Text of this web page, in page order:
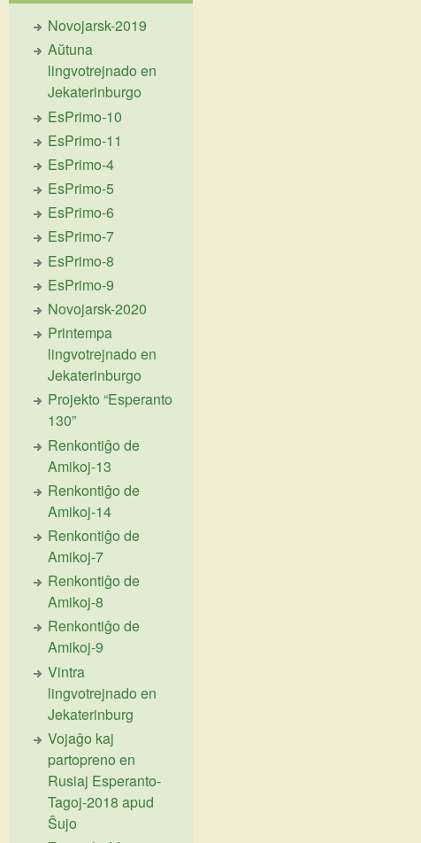
Novojarsk-2019
Aŭtuna
lingvotrejnado en
Jekaterinburgo
EsPrimo-10
EsPrimo-11
EsPrimo-4
EsPrimo-5
EsPrimo-6
EsPrimo-7
EsPrimo-8
EsPrimo-9
Novojarsk-2020
Printempa
lingvotrejnado en
Jekaterinburgo
Projekto “Esperanto
130”
Renkontiĝo de
Amikoj-13
Renkontiĝo de
Amikoj-14
Renkontiĝo de
Amikoj-7
Renkontiĝo de
Amikoj-8
Renkontiĝo de
Amikoj-9
Vintra
lingvotrejnado en
Jekaterinburg
Vojaĝo kaj
partopreno en
Rusiaj Esperanto-
Tagoj-2018 apud
Ŝujo